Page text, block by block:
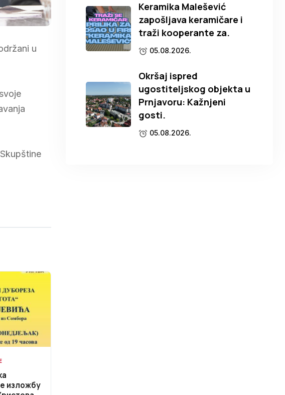
u
изложбу
Keramika Malešević
zapošljava keramičare i
traži kooperante za.
05.08.2026.
Okršaj ispred
ugostiteljskog objekta u
Prnjavoru: Kažnjeni
gosti.
05.08.2026.